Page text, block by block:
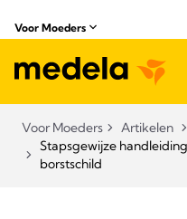
Voor Moeders
Voor Moeders Artikelen
Stapsgewijze
borstschild